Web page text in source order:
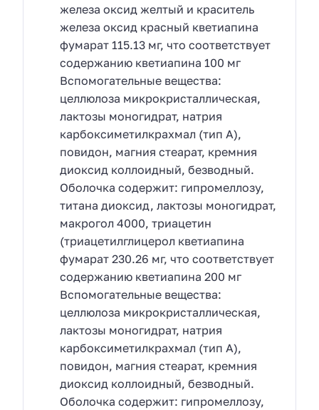
железа оксид желтый и краситель
железа оксид красный кветиапина
фумарат 115.13 мг, что соответствует
содержанию кветиапина 100 мг
Вспомогательные вещества:
целлюлоза микрокристаллическая,
лактозы моногидрат, натрия
карбоксиметилкрахмал (тип А),
повидон, магния стеарат, кремния
диоксид коллоидный, безводный.
Оболочка содержит: гипромеллозу,
титана диоксид, лактозы моногидрат,
макрогол 4000, триацетин
(триацетилглицерол кветиапина
фумарат 230.26 мг, что соответствует
содержанию кветиапина 200 мг
Вспомогательные вещества:
целлюлоза микрокристаллическая,
лактозы моногидрат, натрия
карбоксиметилкрахмал (тип А),
повидон, магния стеарат, кремния
диоксид коллоидный, безводный.
Оболочка содержит: гипромеллозу,